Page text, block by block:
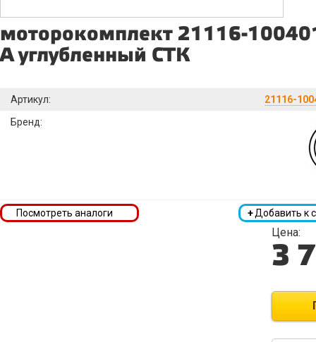
моторокомплект 21116-
A углубленный СТК
Артикул:
21116-
Бренд:
+Добавить к
Посмотреть аналоги
Цена:
3